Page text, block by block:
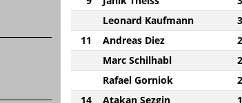
Leonard Kaufmann
3
11
Andreas Diez
2
Marc Schilhabl
2
Rafael Gorniok
2
14
Atakan Sezgin
1